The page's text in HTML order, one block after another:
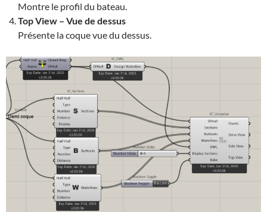
Montre le profil du bateau.
Top View – Vue de dessus
Présente la coque vue du dessus.